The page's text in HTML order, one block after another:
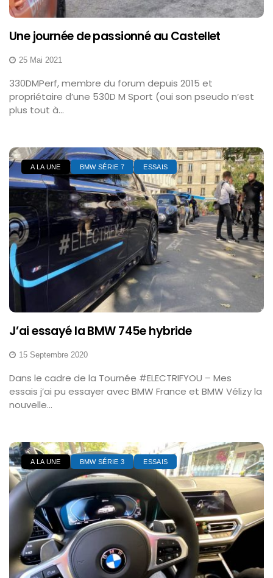
Une journée de passionné au Castellet
25 Mai 2021
330DMPerf, membre du forum depuis 2015 et
propriétaire d’une 530D M Sport (oui son pseudo n’est
plus tout à...
A LA UNE BMW SÉRIE 7 ESSAIS
J’ai essayé la BMW 745e hybride
15 Septembre 2020
Dans le cadre de la Tournée #ELECTRIFYOU – Mes
essais j’ai pu essayer avec BMW France et BMW Vélizy la
nouvelle...
A LA UNE BMW SÉRIE 3 ESSAIS